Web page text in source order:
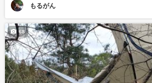
もるがん
68